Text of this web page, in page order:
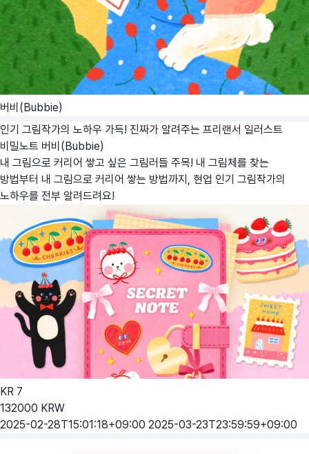
버비(Bubbie)
인기 그림작가의 노하우 가득! 진짜가 알려주는 프리랜서 일러스트
비밀노트 버비(Bubbie)
내 그림으로 커리어 쌓고 싶은 그림러들 주목! 내 그림체를 찾는
방법부터 내 그림으로 커리어 쌓는 방법까지, 현업 인기 그림작가의
노하우를 전부 알려드려요!
KR 7
132000 KRW
2025-02-28T15:01:18+09:00 2025-03-23T23:59:59+09:00